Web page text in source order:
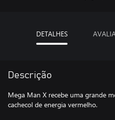
DETALHES
Descrição
Mega Man X recebe uma grande
cachecol de energia vermelho.